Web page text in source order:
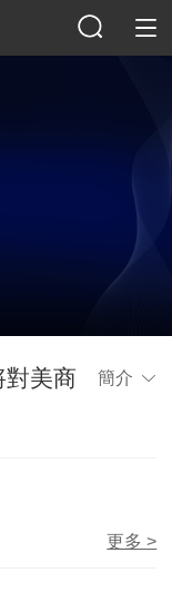
對美商
簡介
更多 >